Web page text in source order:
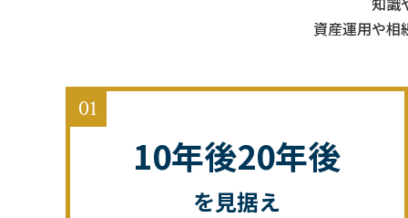
資産運用や相
10年後20年後
を見据え